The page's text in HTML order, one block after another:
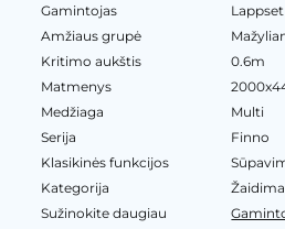
Gamintojas
Lappset
Amžiaus grupė
Kritimo aukštis
0.6m
Matmenys
Medžiaga
Multi
Serija
Finno
Klasikinės funkcijos
Kategorija
Sužinokite daugiau